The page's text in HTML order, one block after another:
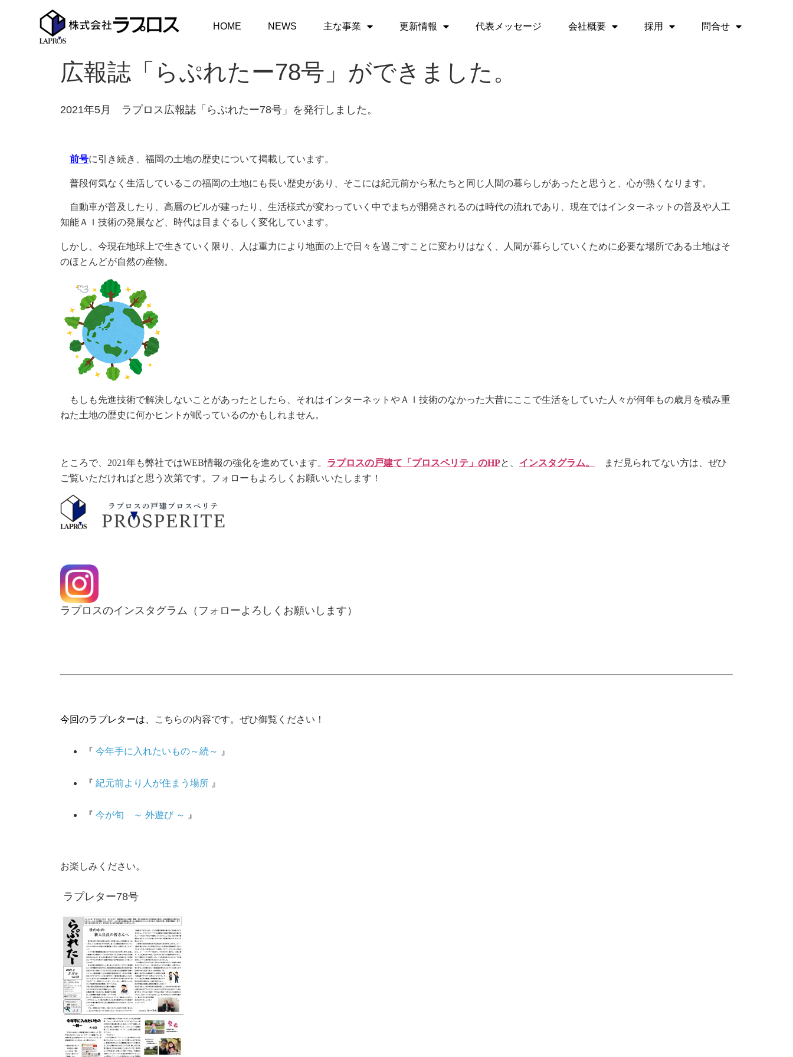
HOME NEWS 主な事業 更新情報 代表メッセージ 会社概要 採用 問合せ
広報誌「らぷれたー78号」ができました。
2021年5月 ラプロス広報誌「らぷれたー78号」 を発行しました。
前号に引き続き、福岡の土地の歴史について掲載しています。
普段何気なく生活しているこの福岡の土地にも長い歴史があり、そこには紀元前から私たちと同じ人間の暮らしがあったと思うと、心が熱くなります。
自動車が普及したり、高層のビルが建ったり、生活様式が変わっていく中でまちが開発されるのは時代の流れであり、現在ではインターネットの普及や人工
知能ＡＩ技術の発展など、時代は目まぐるしく変化しています。
しかし、今現在地球上で生きていく限り、人は重力により地面の上で日々を過ごすことに変わりはなく、人間が暮らしていくために必要な場所である土地はそ
のほとんどが自然の産物。
もしも先進技術で解決しないことがあったとしたら、それはインターネットやＡＩ技術のなかった大昔にここで生活をしていた人々が何年もの歳月を積み重
ねた土地の歴史に何かヒントが眠っているのかもしれません。
ところで、2021年も弊社ではWEB情報の強化を進めています。 ラプロスの戸建て「プロスペリテ」のHPと、 インスタグラム。
まだ見られてない方は、ぜひ
ご覧いただければと思う次第です。フォローもよろしくお願いいたします！
ラプロスのインスタグラム（フォローよろしくお願いします）
今回のラプレターは、 こちらの内容です。ぜひ御覧ください！
『 今年手に入れたいもの～続～ 』
『 紀元前より人が住まう場所 』
『 今が旬 ～ 外遊び ～ 』
お楽しみください。
ラプレター78号